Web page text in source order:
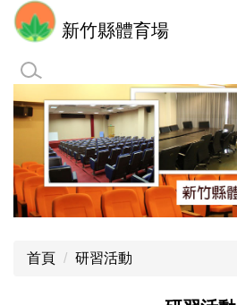
跳
到
要
內
容
新竹縣體育場
首頁 研習活動